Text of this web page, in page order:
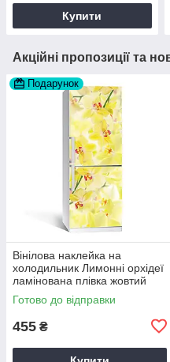
Купити
Акційні пропозиції та
Подарунок
Вінілова наклейка на
холодильник Лимонні орхідеї
ламінована плівка жовтий
квіти 60х180 см Happy Pocket
Z180250
Готово до відправки
455 ₴